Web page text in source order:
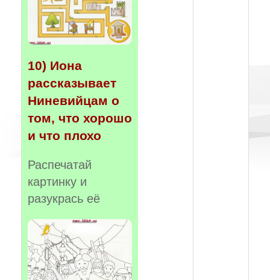
10) Иона
рассказывает
Ниневийцам о
том, что хорошо
и что плохо
Распечатай
картинку и
разукрась её